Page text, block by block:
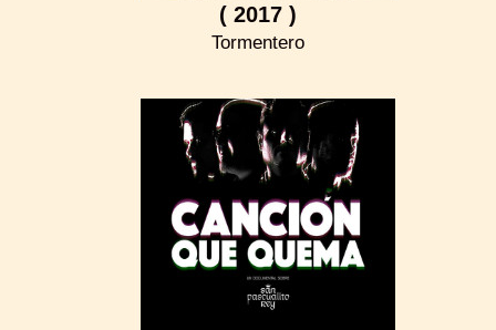
( 2017 )
Tormentero